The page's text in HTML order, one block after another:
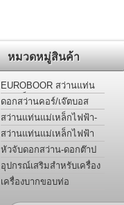
หมวดหมู่สินค้า
EUROBOOR สว่านแท่น
แม่เหล็กไฟฟ้า
ดอกสว่านคอร์/เจ๊ตบอส
เจาะโลหะ รุ่นไฮสปีดและ
ฟันคาร์ไบด์
สว่านแท่นแม่เหล็กไฟฟ้า-
ต๊าปเกลียว-เคาน์เตอร์ซิงค์-
สว่านแท่นแม่เหล็กไฟฟ้า
สำหรับงานเฉพาะ
หัวจับดอกสว่าน-ดอกต๊าป
อะแด๊ปเตอร์ ข้อลด
อุปกรณ์เสริมสำหรับเครื่อง
เจาะสว่านไฟฟ้าฐานแม่
เครื่องบากขอบท่อ